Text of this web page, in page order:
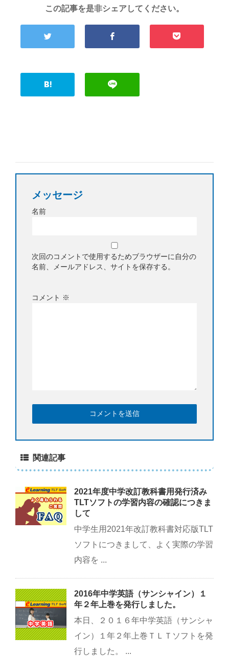
この記事を是非シェアしてください。
メッセージ
名前
次回のコメントで使用するためブラウザーに自分の
名前、メールアドレス、サイトを保存する。
コメント ※
関連記事
2021年度中学改訂教科書用発行済み
TLTソフトの学習内容の確認につきま
して
中学生用2021年改訂教科書対応版TLT
ソフトにつきまして、よく実際の学習
内容を ...
2016年中学英語（サンシャイン）１
年２年上巻を発行しました。
本日、２０１６年中学英語（サンシャ
イン）１年２年上巻ＴＬＴソフトを発
行しました。 ...